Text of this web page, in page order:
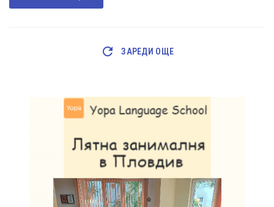
ЗАРЕДИ ОЩЕ